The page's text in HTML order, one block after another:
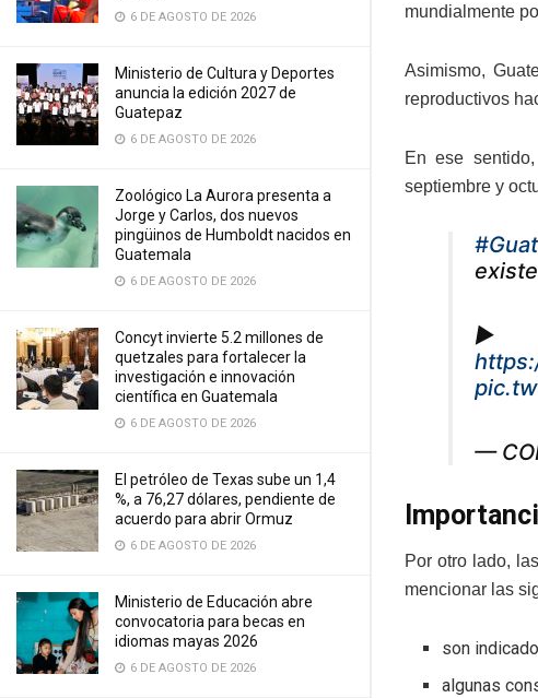
6 DE AGOSTO DE 2026
Ministerio de Cultura y Deportes
anuncia la edición 2027 de
Guatepaz
6 DE AGOSTO DE 2026
Zoológico La Aurora presenta a
Jorge y Carlos, dos nuevos
pingüinos de Humboldt nacidos en
Guatemala
6 DE AGOSTO DE 2026
Concyt invierte 5.2 millones de
quetzales para fortalecer la
investigación e innovación
científica en Guatemala
6 DE AGOSTO DE 2026
El petróleo de Texas sube un 1,4
%, a 76,27 dólares, pendiente de
acuerdo para abrir Ormuz
6 DE AGOSTO DE 2026
Ministerio de Educación abre
convocatoria para becas en
idiomas mayas 2026
6 DE AGOSTO DE 2026
mundialmente
Asimismo,
reproductivos
En ese
septiembre y
▶️
—
Por otro lado,
mencionar las
son
algunas